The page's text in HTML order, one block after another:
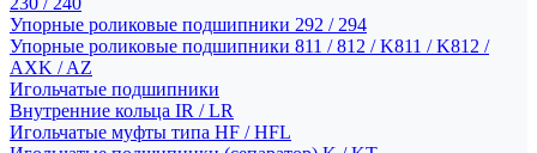
Упорные роликовые подшипники 292 / 294
Упорные роликовые подшипники 811 / 812 / K811 / K812 /
AXK / AZ
Игольчатые подшипники
Внутренние кольца IR / LR
Игольчатые муфты типа HF / HFL